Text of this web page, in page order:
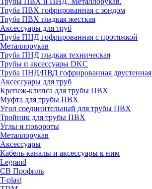
Труба ПВХ гофрированная с зондом
Труба ПВХ гладкая жесткая
Аксессуары для труб
Труба ПНД гофрированная с протяжкой
Металлорукав
Труба ПНД гладкая техническая
Трубы и аксессуары DKC
Труба ПНД/ПВД гофрированная двустенная
Аксессуары для труб
Крепеж-клипса для трубы ПВХ
Муфта для трубы ПВХ
Угол соединительный для трубы ПВХ
Тройник для трубы ПВХ
Углы и повороты
Металлорукав
Аксессуары
Кабель-каналы и аксессуары к ним
Legrand
СВ Профиль
T-plast